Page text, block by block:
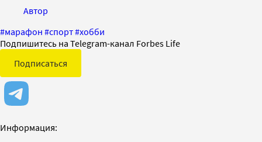
Автор
#марафон #спорт#хобби
Подпишитесь на Telegram-канал Forbes Life
Подписаться
Информация: